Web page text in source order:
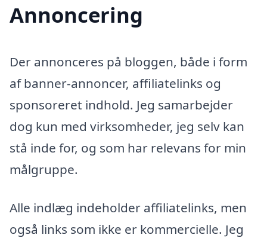
Annoncering
Der annonceres på bloggen, både i form
af banner-annoncer, affiliatelinks og
sponsoreret indhold. Jeg samarbejder
dog kun med virksomheder, jeg selv kan
stå inde for, og som har relevans for min
målgruppe.
Alle indlæg indeholder affiliatelinks, men
også links som ikke er kommercielle. Jeg